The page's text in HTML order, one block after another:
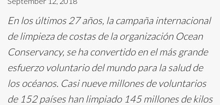
En los últimos 27 años, la campaña internacional
de limpieza de costas de la organización Ocean
Conservancy, se ha convertido en el más grande
esfuerzo voluntario del mundo para la salud de
los océanos. Casi nueve millones de voluntarios
de 152 países han limpiado 145 millones de kilos